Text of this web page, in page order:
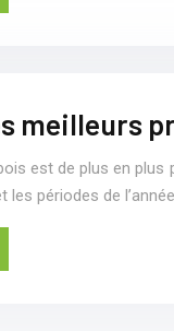
meilleurs
est de plus en plus
périodes de